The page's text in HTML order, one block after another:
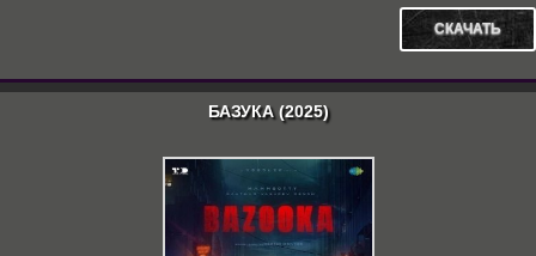
СКАЧАТЬ
БАЗУКА (2025)